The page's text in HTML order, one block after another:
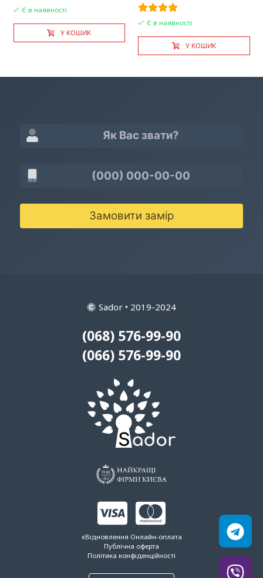
Є в наявності
У КОШИК
Є в наявності
У КОШИК
Замовити замір
Sador • 2019-2024
(068) 576-99-90
(066) 576-99-90
єВідновлення Онлайн-оплата
Публічна оферта
Політика конфіденційності